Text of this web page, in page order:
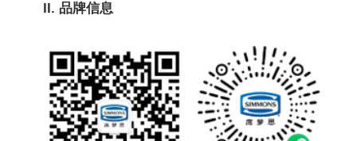
II. 品牌信息